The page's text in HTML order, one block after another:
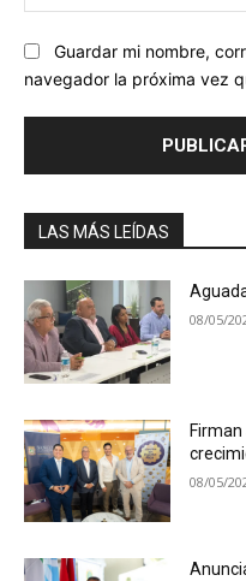
Guardar mi nombre,
navegador la próxima vez
LAS MÁS LEÍDAS
08/05/
08/05/